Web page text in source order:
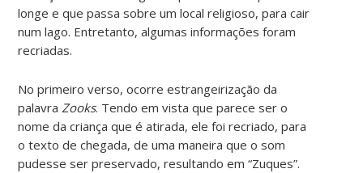
longe e que passa sobre um local religioso, para cair
num lago. Entretanto, algumas informações foram
recriadas.
No primeiro verso, ocorre estrangeirização da
palavra Zooks. Tendo em vista que parece ser o
nome da criança que é atirada, ele foi recriado, para
o texto de chegada, de uma maneira que o som
pudesse ser preservado, resultando em “Zuques”.